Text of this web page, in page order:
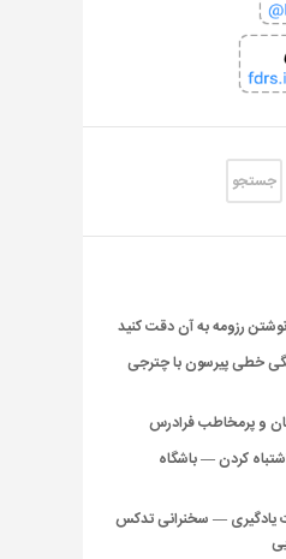
رزومه به آن دقت کنید
خطی پیرسون با چترجی
و پرمخاطب فرادرس
کردن — باشگاه
یادگیری — سخنرانی تدکس